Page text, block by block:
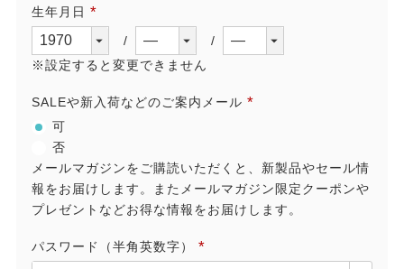
生年月日
須)
※設定すると変更できません
SALEや新入荷などのご案内メール
可
否
メールマガジンをご購読いただくと、新製品やセール情
報をお届けします。またメールマガジン限定クーポンや
プレゼントなどお得な情報をお届けします。
パスワード（半角英数字）